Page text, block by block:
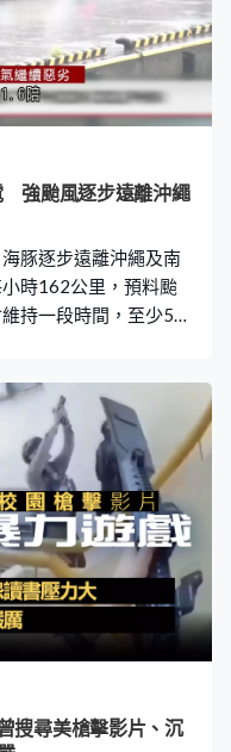
強颱風逐步遠離沖繩
豚逐步遠離沖繩及南
時162公里，預料颱
持一段時間，至少5人
倍。沖永良部島沿
最高風速一度高達每
部島的伊良部大橋關
強風吹至翻側，車頭
受傷，其中一個80歲
店及百貨公司繼續暫
萬戶仍停電。那霸機
取消，逾5.4萬名旅客
復營運並加開航班，沖
繩和奄美已慢慢脫離
加上移動速度緩慢，
預測部分地區仍有大
時降雨量達120毫
搜尋美槍擊影片、沉